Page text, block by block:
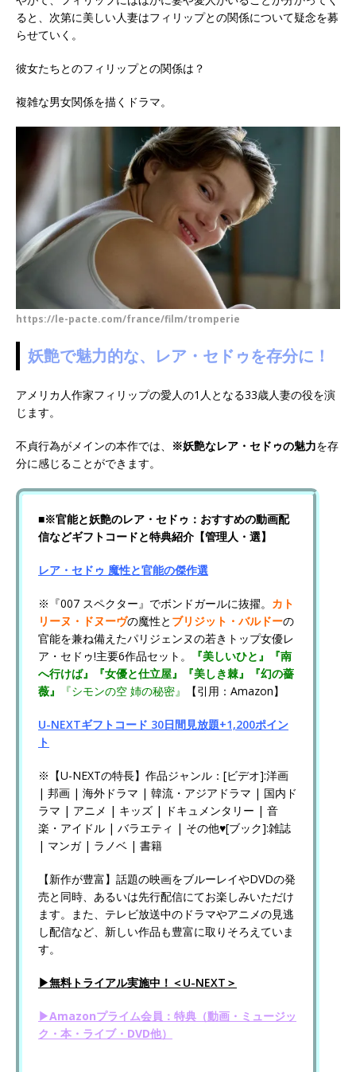
ると、次第に美しい人妻はフィリップとの関係について疑念を募
らせていく。
彼女たちとのフィリップとの関係は？
複雑な男女関係を描くドラマ。
https://le-pacte.com/france/film/tromperie
妖艶で魅力的な、レア・セドゥを存分に！
アメリカ人作家フィリップの愛人の1人となる33歳人妻の役を演
じます。
不貞行為がメインの本作では、 ※妖艶なレア・セドゥの魅力を存
分に感じることができます。
■※官能と妖艶のレア・セドゥ：おすすめの動画配
信などギフトコードと特典紹介 【管理人・選】
レア・セドゥ 魔性と官能の傑作選
※『007 スペクター』でボンドガールに抜擢。 カト
リーヌ・ドヌーヴの魔性と ブリジット・バルドーの
官能を兼ね備えたパリジェンヌの若きトップ女優レ
ア・セドゥ!主要6作品セット。
『美しいひと』
『南
へ行けば』
『女優と仕立屋』 『美しき棘』
『幻の薔
薇』
『シモンの空 姉の秘密』 【引用：Amazon】
U-NEXTギフトコード 30日間見放題+1,200ポイン
ト
※【U-NEXTの特長】作品ジャンル：[ビデオ]:洋画
| 邦画 | 海外ドラマ | 韓流・アジアドラマ | 国内ド
ラマ | アニメ | キッズ | ドキュメンタリー | 音
楽・アイドル | バラエティ | その他♥[ブック]:雑誌
| マンガ | ラノベ | 書籍
【新作が豊富】話題の映画をブルーレイやDVDの発
売と同時、あるいは先行配信にてお楽しみいただけ
ます。また、テレビ放送中のドラマやアニメの見逃
し配信など、新しい作品も豊富に取りそろえていま
す。
▶無料トライアル実施中！＜U-NEXT＞
▶Amazonプライム会員：特典（動画・ミュージッ
ク・本・ライブ・DVD他）